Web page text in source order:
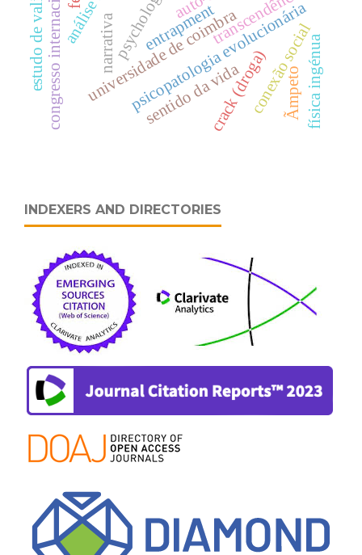
universidade de coimbra
narrativa entrapment
psicopatologia evolucionária
congresso internacional crack (droga)conexão social
sentido da vida
transcendência
física ingénua
Ãmpeto
INDEXERS AND DIRECTORIES